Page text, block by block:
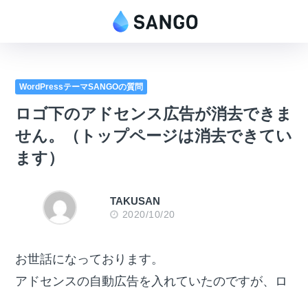
WordPressテーマSANGOの質問
ロゴ下のアドセンス広告が消去できま
せん。（トップページは消去できてい
ます）
TAKUSAN
2020/10/20
お世話になっております。
アドセンスの自動広告を入れていたのですが、ロ